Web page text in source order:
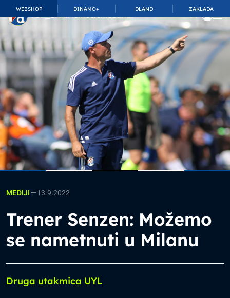
WEBSHOP DINAMO+ DLAND ZAKLADA
TOP_BAR.MembershipSuffix
MEDIJI—13.9.2022
Trener Senzen: Možemo
se nametnuti u Milanu
Druga utakmica UYL